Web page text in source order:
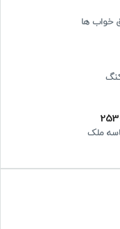
خواب ها
ملک